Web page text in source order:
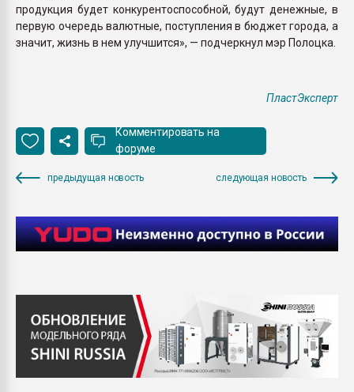
продукция будет конкурентоспособной, будут денежные, в
первую очередь валютные, поступления в бюджет города, а
значит, жизнь в нем улучшится», — подчеркнул мэр Полоцка.
ПластЭксперт
Комментировать на
форуме
предыдущая новость следующая новость